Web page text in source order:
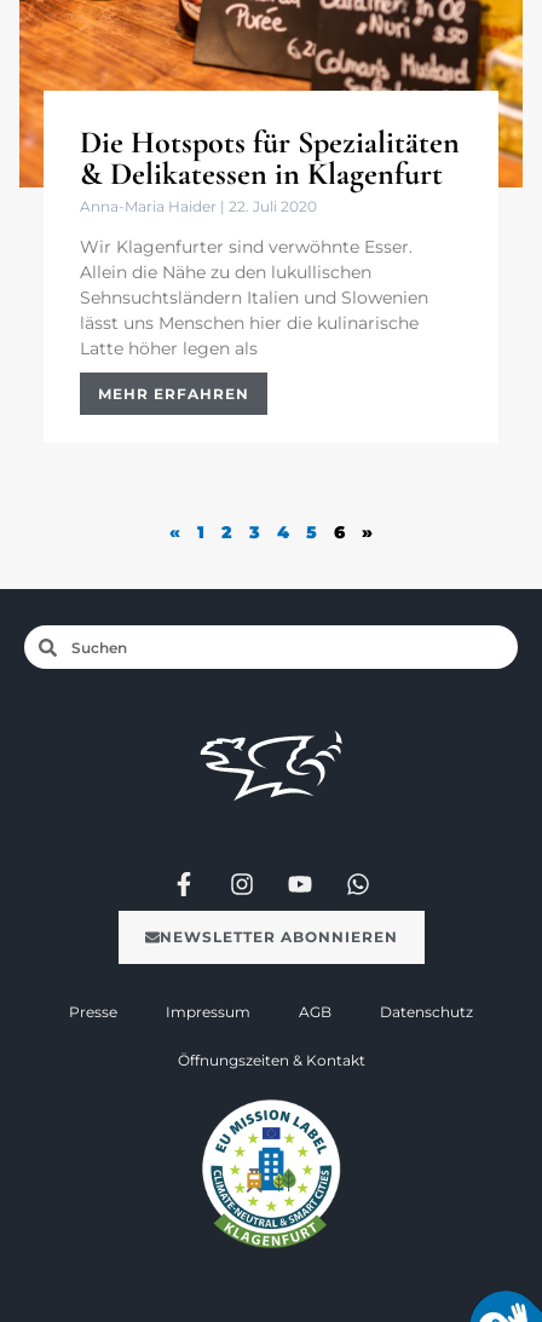
Die Hotspots für Spezialitäten
& Delikatessen in Klagenfurt
Anna-Maria Haider 22. Juli 2020
Wir Klagenfurter sind verwöhnte Esser.
Allein die Nähe zu den lukullischen
Sehnsuchtsländern Italien und Slowenien
lässt uns Menschen hier die kulinarische
Latte höher legen als
MEHR ERFAHREN
« 1 2 3 4 5 6 »
NEWSLETTER ABONNIEREN
Presse Impressum AGB Datenschutz
Öffnungszeiten & Kontakt